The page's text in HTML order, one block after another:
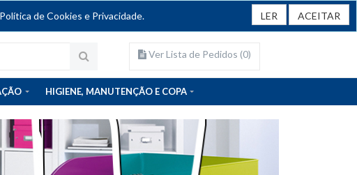
de Cookies e Privacidade. LER ACEITAR
Ver Lista de Pedidos (0)
HIGIENE, MANUTENÇÃO E COPA